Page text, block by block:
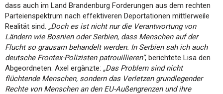
dass auch im Land Brandenburg Forderungen aus dem rechten
Parteienspektrum nach effektiveren Deportationen mittlerweile
Realität sind. „Doch es ist nicht nur die Verantwortung von
Ländern wie Bosnien oder Serbien, dass Menschen auf der
Flucht so grausam behandelt werden. In Serbien sah ich auch
deutsche Frontex-Polizisten patrouillieren“, berichtete Lisa den
Abgeordneten. Axel ergänzte: „Das Problem sind nicht
flüchtende Menschen, sondern das Verletzen grundlegender
Rechte von Menschen an den EU-Außengrenzen und ihre